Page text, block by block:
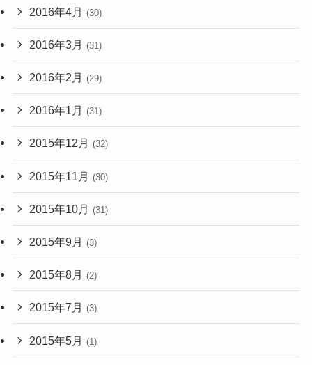
2016年4月 (30)
2016年3月 (31)
2016年2月 (29)
2016年1月 (31)
2015年12月 (32)
2015年11月 (30)
2015年10月 (31)
2015年9月 (3)
2015年8月 (2)
2015年7月 (3)
2015年5月 (1)